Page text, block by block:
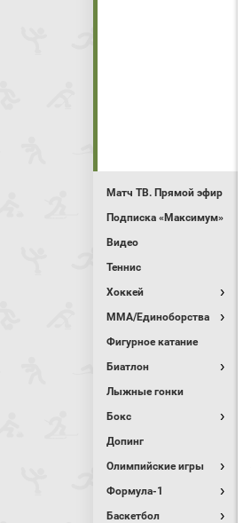
Матч ТВ. Прямой эфир
Подписка «Максимум»
Видео
Теннис
Хоккей
MMA/Единоборства
Фигурное катание
Биатлон
Лыжные гонки
Бокс
Допинг
Олимпийские игры
Формула-1
Баскетбол